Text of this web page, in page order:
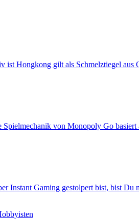
Hongkong gilt als Schmelztiegel
von Monopoly Go
Instant Gaming gestolpert bist, bist